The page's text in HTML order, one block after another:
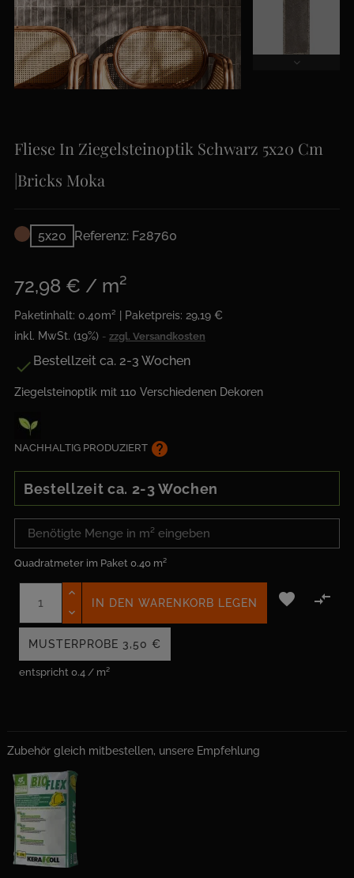
Fliese In Ziegelsteinoptik Schwarz 5x20 Cm
|Bricks Moka
5x20 Referenz: F28760
72,98 € / m²
Paketinhalt: 0.40m² | Paketpreis: 29,19 €
inkl. MwSt. (19%)
zzgl. Versandkosten
 Bestellzeit ca. 2-3 Wochen
Ziegelsteinoptik mit 110 Verschiedenen Dekoren
NACHHALTIG PRODUZIERT help
Bestellzeit ca. 2-3 Wochen
Quadratmeter im Paket 0.40 m²
entspricht 0.4 / m²
IN DEN WARENKORB LEGEN  
MUSTERPROBE 3,50 €
Zubehör gleich mitbestellen, unsere Empfehlung